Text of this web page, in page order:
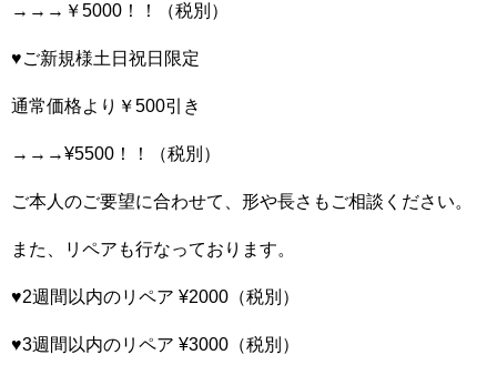
→→→￥5000！！（税別）
♥︎ご新規様土日祝日限定
通常価格より￥500引き
→→→¥5500！！（税別）
ご本人のご要望に合わせて、形や長さもご相談ください。
また、リペアも行なっております。
♥︎2週間以内のリペア ¥2000（税別）
♥︎3週間以内のリペア ¥3000（税別）